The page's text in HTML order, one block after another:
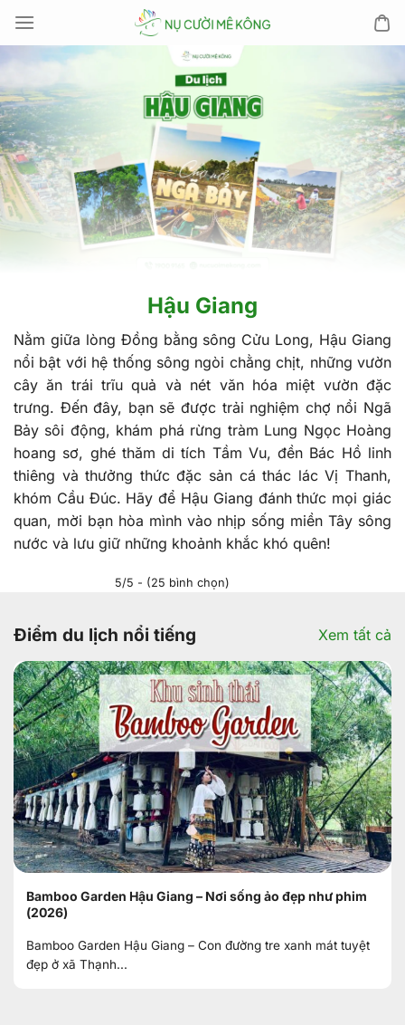
đến
Hậu Giang
Nằm giữa lòng Đồng bằng sông Cửu Long, Hậu Giang
nổi bật với hệ thống sông ngòi chằng chịt, những vườn
cây ăn trái trĩu quả và nét văn hóa miệt vườn đặc
trưng. Đến đây, bạn sẽ được trải nghiệm chợ nổi Ngã
Bảy sôi động, khám phá rừng tràm Lung Ngọc Hoàng
hoang sơ, ghé thăm di tích Tầm Vu, đền Bác Hồ linh
thiêng và thưởng thức đặc sản cá thác lác Vị Thanh,
khóm Cầu Đúc. Hãy để Hậu Giang đánh thức mọi giác
quan, mời bạn hòa mình vào nhịp sống miền Tây sông
nước và lưu giữ những khoảnh khắc khó quên!
5/5 - (25 bình chọn)
Điểm du lịch nổi tiếng Xem tất cả
Bamboo Garden Hậu Giang – Nơi sống ảo đẹp như phim
(2026)
Bamboo Garden Hậu Giang – Con đường tre xanh mát tuyệt
đẹp ở xã Thạnh...